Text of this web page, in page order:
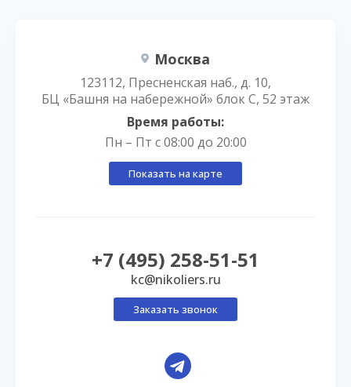
Москва
123112, Пресненская наб., д. 10,
БЦ «Башня на набережной» блок С, 52 этаж
Время работы:
Пн – Пт с 08:00 до 20:00
Показать на карте
+7 (495) 258-51-51
kc@nikoliers.ru
Заказать звонок